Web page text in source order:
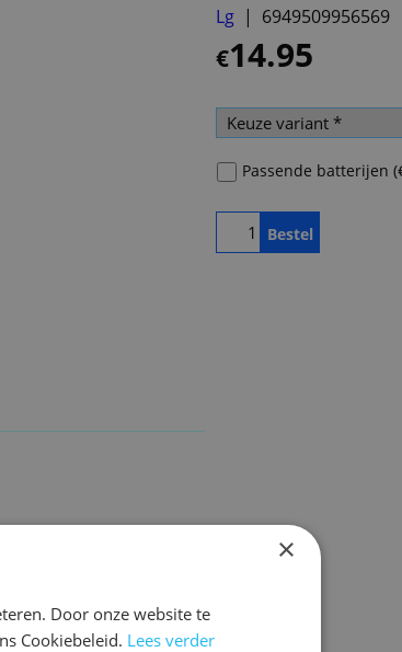
Lg 6949509956569
€14.95
Passende batterijen (
Bestel
×
Door onze website te
Cookiebeleid. Lees verder